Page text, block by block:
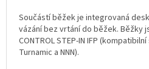
Součástí běžek je integrovaná
vázání bez vrtání do běžek. Běžky
CONTROL STEP-IN IFP
Turnamic a NNN).